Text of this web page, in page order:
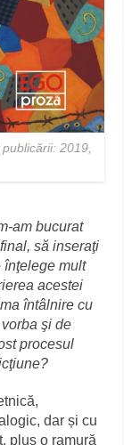
2019,
am bucurat
să inseraţi
înţelege mult
acestei
întâlnire cu
şi de
procesul
dar și cu
plus o ramură